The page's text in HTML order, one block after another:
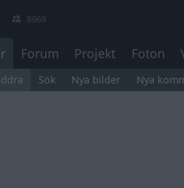
8969
Forum Projekt Foton
Sök Nya bilder Nya